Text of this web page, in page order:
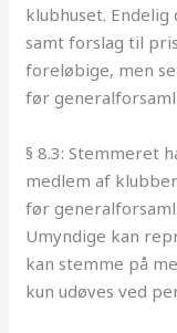
klubhuset.
samt forslag til
foreløbige, men
før
§ 8.3: Stemmeret
medlem af
før
Umyndige kan
kan stemme på
kun udøves ved